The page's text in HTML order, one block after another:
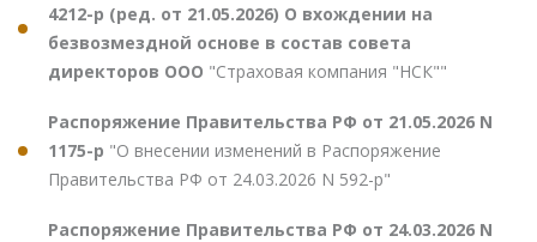
4212-р (ред. от 21.05.2026) О вхождении на
безвозмездной основе в состав совета
директоров ООО "Страховая компания "НСК""
Распоряжение Правительства РФ от 21.05.2026 N
1175-р "О внесении изменений в Распоряжение
Правительства РФ от 24.03.2026 N 592-р"
Распоряжение Правительства РФ от 24.03.2026 N